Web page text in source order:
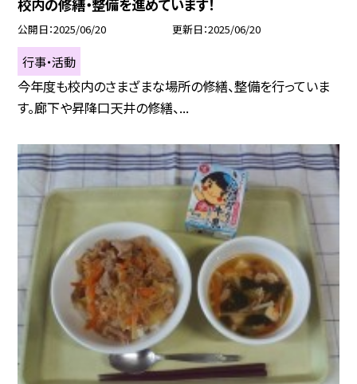
校内の修繕・整備を進めています！
公開日 2025/06/20 更新日 2025/06/20
行事・活動
今年度も校内のさまざまな場所の修繕、整備を行っていま
す。廊下や昇降口天井の修繕、...